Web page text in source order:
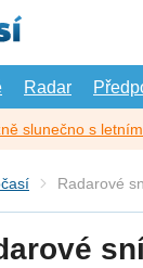
Radar
slunečno s
Radarové